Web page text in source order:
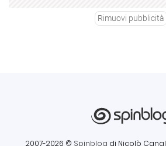
Rimuovi pubblicità
2007-2026 © Spinblog di Nicolò Canal